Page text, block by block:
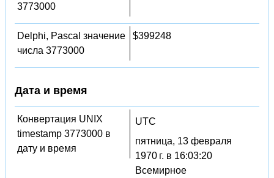
3773000
Delphi, Pascal значение
числа 3773000
$399248
Дата и время
Конвертация UNIX
timestamp 3773000 в
дату и время
UTC
пятница, 13 февраля
1970 г. в 16:03:20
Всемирное